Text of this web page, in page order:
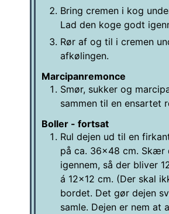
Bring cremen i kog
Lad den koge godt
Rør af og til i cremen
afkølingen.
Marcipanremonce
Smør, sukker og
sammen til en ensartet
Boller - fortsat
Rul dejen ud til en
på ca. 36x48 cm. Skær
igennem, så der bliver
á 12x12 cm. (Der skal
bordet. Det gør dejen
samle. Dejen er nem at